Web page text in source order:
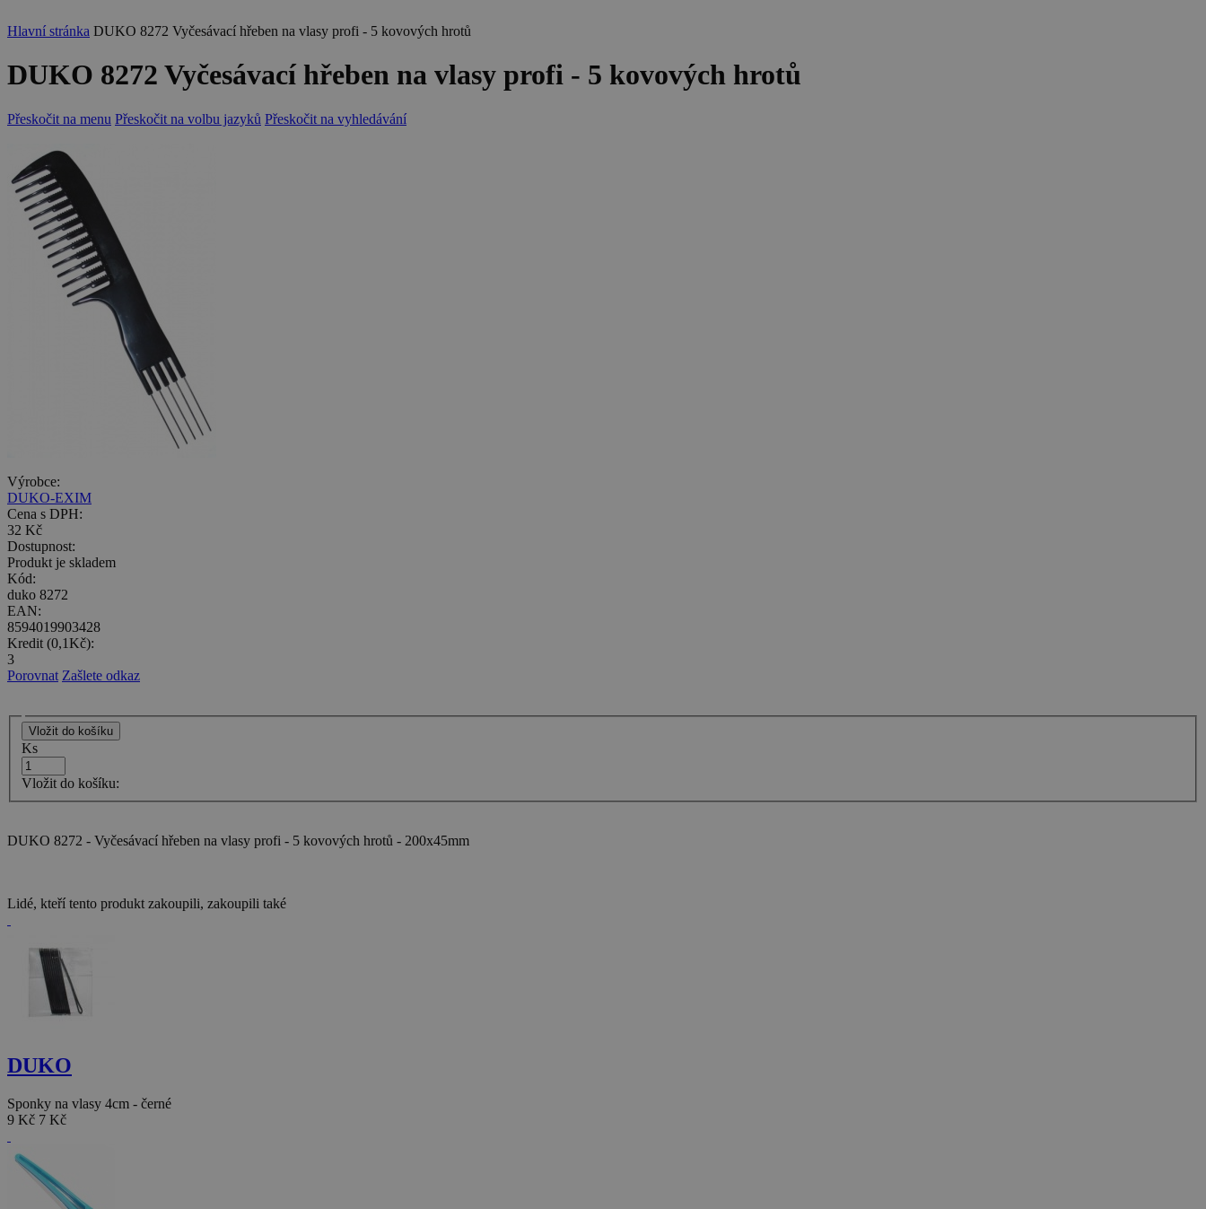
Hlavní stránka DUKO 8272 Vyčesávací hřeben na vlasy profi - 5 kovových hrotů
DUKO 8272 Vyčesávací hřeben na vlasy profi - 5 kovových hrotů
Přeskočit na menu Přeskočit na volbu jazyků Přeskočit na vyhledávání
Výrobce:
DUKO-EXIM
Cena s DPH:
32 Kč
Dostupnost:
Produkt je skladem
Kód:
duko 8272
EAN:
8594019903428
Kredit (0,1Kč):
3
Porovnat Zašlete odkaz
Ks
Vložit do košíku:
DUKO 8272 - Vyčesávací hřeben na vlasy profi - 5 kovových hrotů - 200x45mm
Lidé, kteří tento produkt zakoupili, zakoupili také
DUKO
Sponky na vlasy 4cm - černé
9 Kč 7 Kč